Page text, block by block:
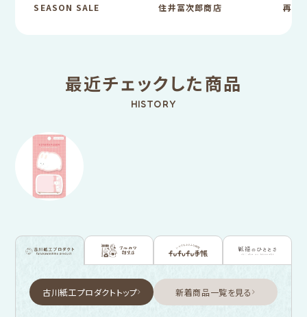
SEASON SALE 住井冨次郎商店 再入
最近チェックした商品
HISTORY
古川紙工プロダクトトップ 新着商品一覧を見る